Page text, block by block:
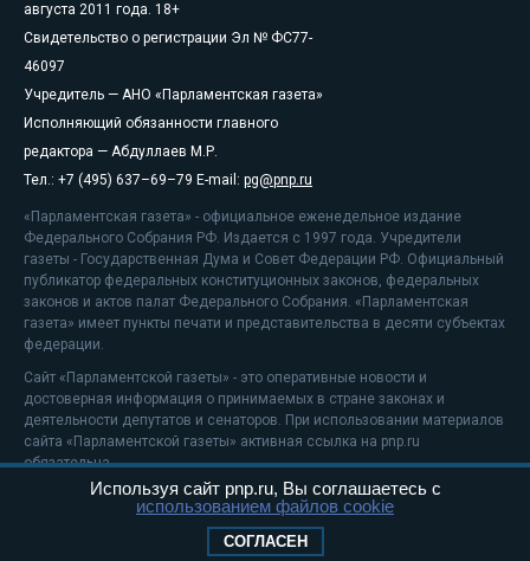
августа 2011 года. 18+
Свидетельство о регистрации Эл № ФС77-
46097
Учредитель — АНО «Парламентская газета»
Исполняющий обязанности главного
редактора — Абдуллаев М.Р.
Тел.: +7 (495) 637–69–79 E-mail: pg@pnp.ru
«Парламентская газета» - официальное еженедельное издание
Федерального Собрания РФ. Издается с 1997 года. Учредители
газеты - Государственная Дума и Совет Федерации РФ. Официальный
публикатор федеральных конституционных законов, федеральных
законов и актов палат Федерального Собрания. «Парламентская
газета» имеет пункты печати и представительства в десяти субъектах
федерации.
Сайт «Парламентской газеты» - это оперативные новости и
достоверная информация о принимаемых в стране законах и
деятельности депутатов и сенаторов. При использовании материалов
сайта «Парламентской газеты» активная ссылка на pnp.ru
обязательна.
На информационном ресурсе применяютсярекомендательные
Положение о защите персональных данных
Используя сайт pnp.ru, Вы соглашаетесь с
использованием файлов cookie
СОГЛАСЕН